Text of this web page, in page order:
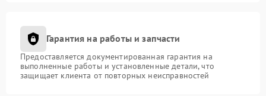
Гарантия на работы и запчасти
Предоставляется документированная гарантия на
выполненные работы и установленные детали, что
защищает клиента от повторных неисправностей